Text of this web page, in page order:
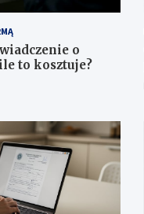
o
to kosztuje?